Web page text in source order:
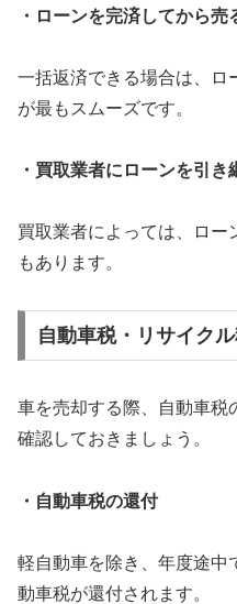
・ローンを完済してから売
一括返済できる場合は、ロ
が最もスムーズです。
・買取業者にローンを引き
買取業者によっては、ロー
もあります。
自動車税・リサイク
車を売却する際、自動車税
確認しておきましょう。
・自動車税の還付
軽自動車を除き、年度途中
動車税が還付されます。